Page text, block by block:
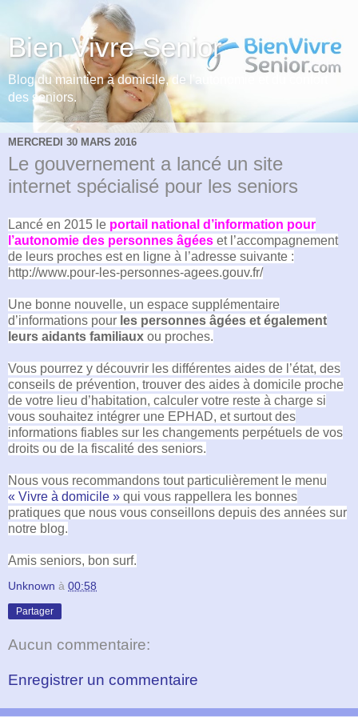
Bien Vivre Senior
Blog du maintien à domicile, de l'autonomie et du confort
des seniors.
MERCREDI 30 MARS 2016
Le gouvernement a lancé un site
internet spécialisé pour les seniors
Lancé en 2015 le portail national d’information pour
l’autonomie des personnes âgées et l’accompagnement
de leurs proches est en ligne à l’adresse suivante :
http://www.pour-les-personnes-agees.gouv.fr/
Une bonne nouvelle, un espace supplémentaire
d’informations pour les personnes âgées et également
leurs aidants familiaux ou proches.
Vous pourrez y découvrir les différentes aides de l’état, des
conseils de prévention, trouver des aides à domicile proche
de votre lieu d’habitation, calculer votre reste à charge si
vous souhaitez intégrer une EPHAD, et surtout des
informations fiables sur les changements perpétuels de vos
droits ou de la fiscalité des seniors.
Nous vous recommandons tout particulièrement le menu
« Vivre à domicile » qui vous rappellera les bonnes
pratiques que nous vous conseillons depuis des années sur
notre blog.
Amis seniors, bon surf.
Unknown à 00:58
Partager
Aucun commentaire:
Enregistrer un commentaire